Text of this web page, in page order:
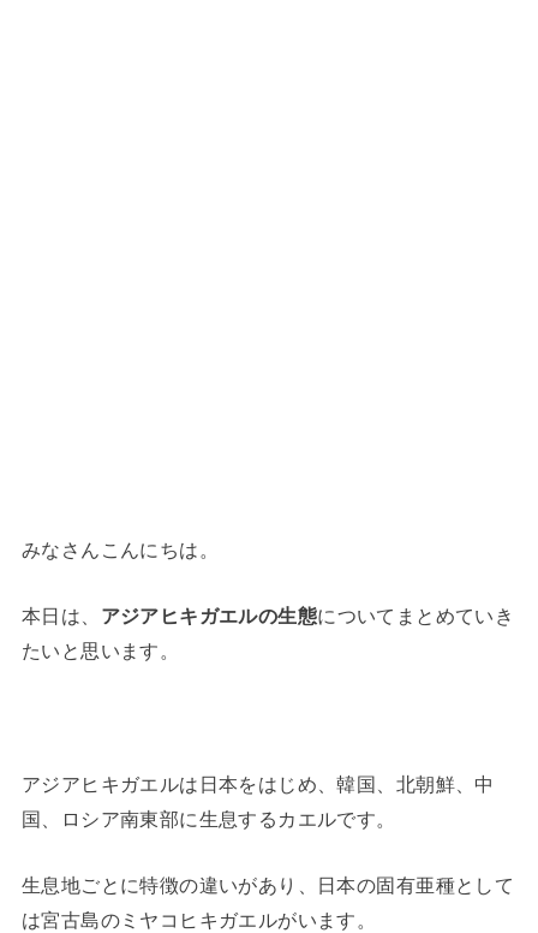
みなさんこんにちは。
本日は、 アジアヒキガエルの生態についてまとめていき
たいと思います。
アジアヒキガエルは日本をはじめ、韓国、北朝鮮、中
国、ロシア南東部に生息するカエルです。
生息地ごとに特徴の違いがあり、日本の固有亜種として
は宮古島のミヤコヒキガエルがいます。